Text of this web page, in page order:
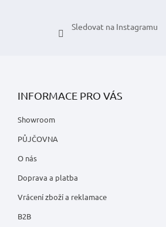
Sledovat na Instagramu
INFORMACE PRO VÁS
Showroom
PŮJČOVNA
O nás
Doprava a platba
Vrácení zboží a reklamace
B2B